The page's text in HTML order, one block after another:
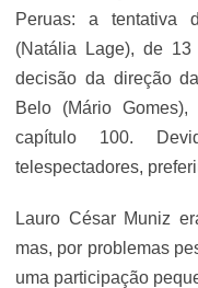
Peruas: a tentativa
(Natália Lage), de
decisão da direção
Belo (Mário
capítulo 100.
telespectadores,
Lauro César Muniz
mas, por problemas
uma participação